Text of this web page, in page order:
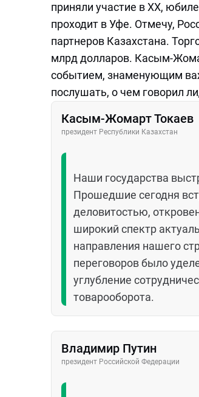
приняли участие в XX,
проходит в Уфе. Отмечу,
партнеров Казахстана.
млрд долларов. Касым-
событием, знаменующим
послушать, о чем говорил
Касым-Жомарт Токаев
президент Республики Казахстан
Наши государства
Прошедшие сегодня
деловитостью,
широкий спектр
направления нашего
переговоров было
углубление
товарооборота.
Владимир Путин
президент Российской Федерации